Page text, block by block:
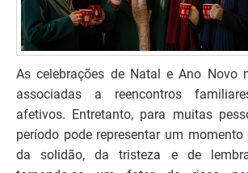
As celebrações de Natal e Ano Novo
associadas a reencontros
afetivos. Entretanto, para muitas
período pode representar um
da solidão, da tristeza e de